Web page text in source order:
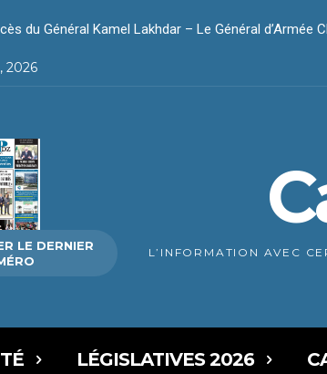
du Général Kamel Lakhdar – Le Général d’Armée
du Général Kamel Lakhdar – Le président
2026
LE DERNIER
L’INFORMATION AVEC
LÉGISLATIVES 2026